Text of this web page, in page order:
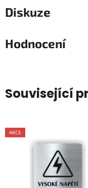
Diskuze
Hodnocení
Související
AKCE